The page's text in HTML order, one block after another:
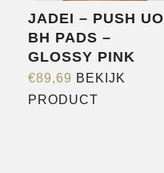
JADEI – PUSH UO
BH PADS –
GLOSSY PINK
€89,69 BEKIJK
PRODUCT